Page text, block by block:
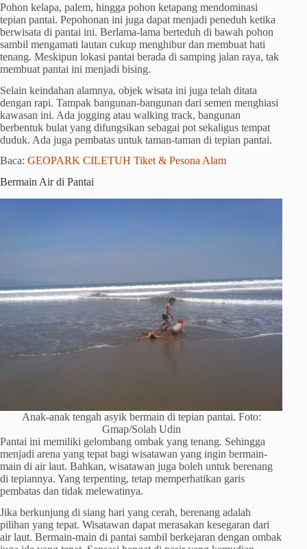
Pohon kelapa, palem, hingga pohon ketapang mendominasi
tepian pantai. Pepohonan ini juga dapat menjadi peneduh ketika
berwisata di pantai ini. Berlama-lama berteduh di bawah pohon
sambil mengamati lautan cukup menghibur dan membuat hati
tenang. Meskipun lokasi pantai berada di samping jalan raya, tak
membuat pantai ini menjadi bising.
Selain keindahan alamnya, objek wisata ini juga telah ditata
dengan rapi. Tampak bangunan-bangunan dari semen menghiasi
kawasan ini. Ada jogging atau walking track, bangunan
berbentuk bulat yang difungsikan sebagai pot sekaligus tempat
duduk. Ada juga pembatas untuk taman-taman di tepian pantai.
Baca: GEOPARK CILETUH Tiket & Pesona Alam
Bermain Air di Pantai
Anak-anak tengah asyik bermain di tepian pantai. Foto:
Gmap/Solah Udin
Pantai ini memiliki gelombang ombak yang tenang. Sehingga
menjadi arena yang tepat bagi wisatawan yang ingin bermain-
main di air laut. Bahkan, wisatawan juga boleh untuk berenang
di tepiannya. Yang terpenting, tetap memperhatikan garis
pembatas dan tidak melewatinya.
Jika berkunjung di siang hari yang cerah, berenang adalah
pilihan yang tepat. Wisatawan dapat merasakan kesegaran dari
air laut. Bermain-main di pantai sambil berkejaran dengan ombak